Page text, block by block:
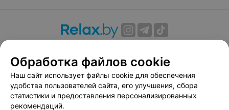
Вакансии
Публичный договор
Способы оплаты
Публичный договор по использованию сервиса
«Афиша»
Пользовательское соглашение
Обработка файлов cookie
Наш сайт использует файлы cookie для обеспечения
удобства пользователей сайта, его улучшения, сбора
статистики и предоставления персонализированных
рекомендаций.